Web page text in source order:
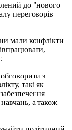
до "нового
переговорів
мали конфлікти
з
такі як
навчань, а також